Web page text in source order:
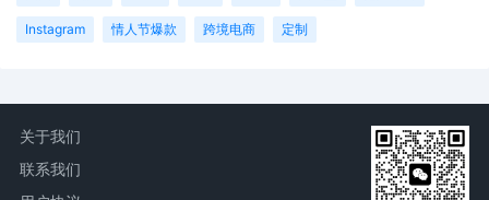
Instagram 情人节爆款 跨境电商 定制
关于我们
联系我们